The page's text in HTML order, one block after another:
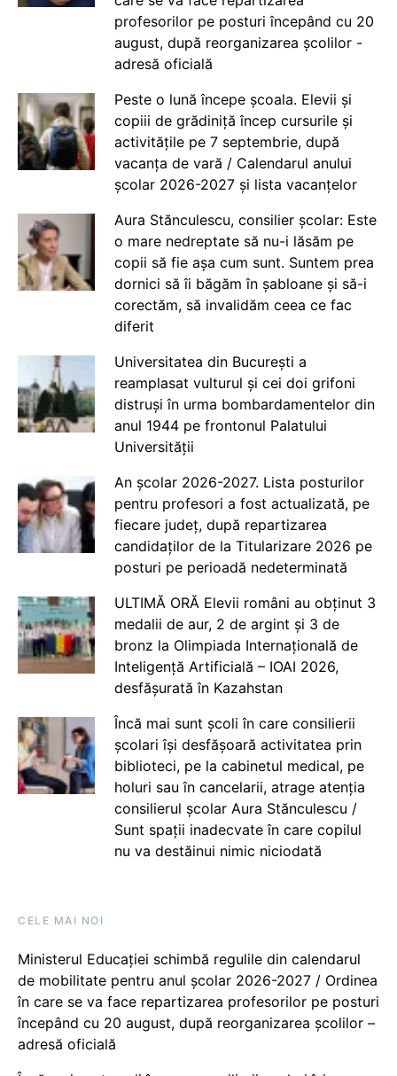
profesorilor pe posturi începând cu 20
august, după reorganizarea școlilor -
adresă oficială
Peste o lună începe școala. Elevii și
copiii de grădiniță încep cursurile și
activitățile pe 7 septembrie, după
vacanța de vară / Calendarul anului
școlar 2026-2027 și lista vacanțelor
Aura Stănculescu, consilier școlar: Este
o mare nedreptate să nu-i lăsăm pe
copii să fie așa cum sunt. Suntem prea
dornici să îi băgăm în șabloane și să-i
corectăm, să invalidăm ceea ce fac
diferit
Universitatea din București a
reamplasat vulturul și cei doi grifoni
distruși în urma bombardamentelor din
anul 1944 pe frontonul Palatului
Universității
An școlar 2026-2027. Lista posturilor
pentru profesori a fost actualizată, pe
fiecare județ, după repartizarea
candidaților de la Titularizare 2026 pe
posturi pe perioadă nedeterminată
ULTIMĂ ORĂ Elevii români au obținut 3
medalii de aur, 2 de argint și 3 de
bronz la Olimpiada Internațională de
Inteligență Artificială – IOAI 2026,
desfășurată în Kazahstan
Încă mai sunt școli în care consilierii
școlari își desfășoară activitatea prin
biblioteci, pe la cabinetul medical, pe
holuri sau în cancelarii, atrage atenția
consilierul școlar Aura Stănculescu /
Sunt spații inadecvate în care copilul
nu va destăinui nimic niciodată
CELE MAI NOI
Ministerul Educației schimbă regulile din calendarul
de mobilitate pentru anul școlar 2026-2027 / Ordinea
în care se va face repartizarea profesorilor pe posturi
începând cu 20 august, după reorganizarea școlilor –
adresă oficială